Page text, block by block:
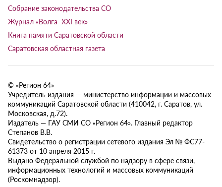
Собрание законодательства СО
Журнал «Волга XXI век»
Книга памяти Саратовской области
Саратовская областная газета
© «Регион 64»
Учредитель издания — министерство информации и массовых
коммуникаций Саратовской области (410042, г. Саратов, ул.
Московская, д.72).
Издатель — ГАУ СМИ СО «Регион 64». Главный редактор
Степанов В.В.
Свидетельство о регистрации сетевого издания Эл № ФС77-
61373 от 10 апреля 2015 г.
Выдано Федеральной службой по надзору в сфере связи,
информационных технологий и массовых коммуникаций
(Роскомнадзор).